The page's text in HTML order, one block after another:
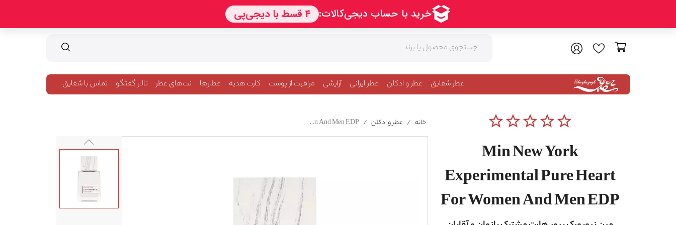
عطر شقایق عطر و ادکلن عطر ایرانی آرایشی مراقبت از پوست کارت هدیه عطارها نت‌های عطر تالار گفتگو تماس با شقایق
star_borderstar_borderstar_borderstar_borderstar_border
Min New York
Experimental Pure Heart
For Women And Men EDP
خانه / عطر و ادکلن /
Min New York Experimental Pure Heart For Women And Men EDP